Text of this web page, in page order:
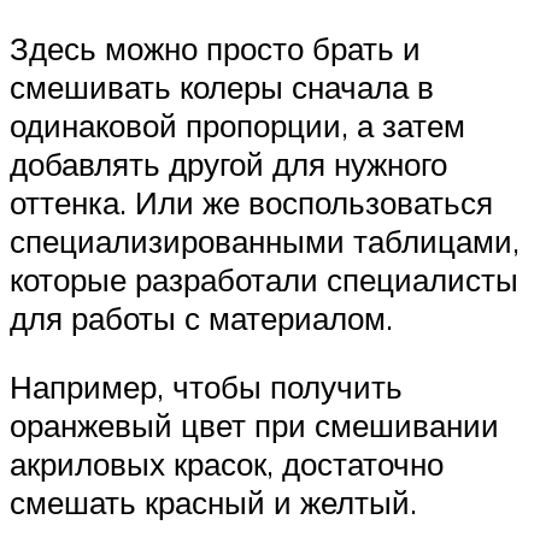
Здесь можно просто брать и
смешивать колеры сначала в
одинаковой пропорции, а затем
добавлять другой для нужного
оттенка. Или же воспользоваться
специализированными таблицами,
которые разработали специалисты
для работы с материалом.
Например, чтобы получить
оранжевый цвет при смешивании
акриловых красок, достаточно
смешать красный и желтый.